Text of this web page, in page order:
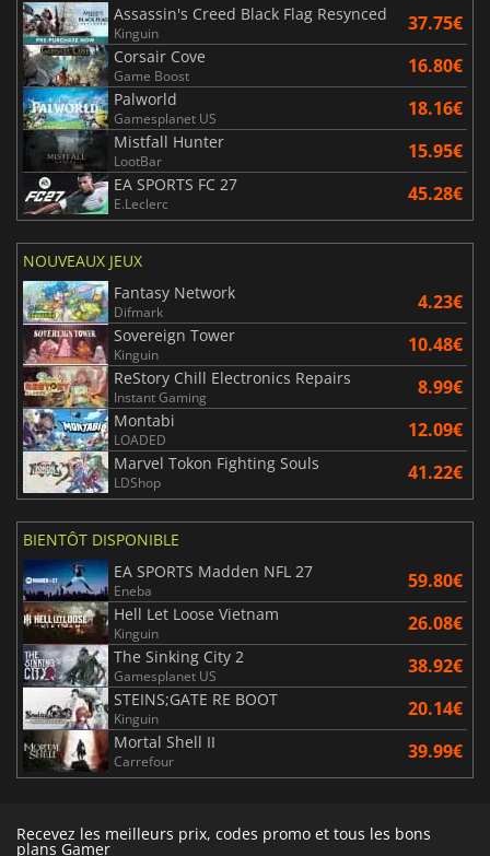
Assassin's Creed Black Flag Resynced
Kinguin 37.75€
Corsair Cove
Game Boost 16.80€
Palworld
Gamesplanet US 18.16€
Mistfall Hunter
LootBar 15.95€
EA SPORTS FC 27
E.Leclerc 45.28€
NOUVEAUX JEUX
Fantasy Network
Difmark 4.23€
Sovereign Tower
Kinguin 10.48€
ReStory Chill Electronics Repairs
Instant Gaming 8.99€
Montabi
LOADED 12.09€
Marvel Tokon Fighting Souls
LDShop 41.22€
BIENTÔT DISPONIBLE
EA SPORTS Madden NFL 27
Eneba 59.80€
Hell Let Loose Vietnam
Kinguin 26.08€
The Sinking City 2
Gamesplanet US 38.92€
STEINS;GATE RE BOOT
Kinguin 20.14€
Mortal Shell II
Carrefour 39.99€
Recevez les meilleurs prix, codes promo et tous les bons
plans Gamer